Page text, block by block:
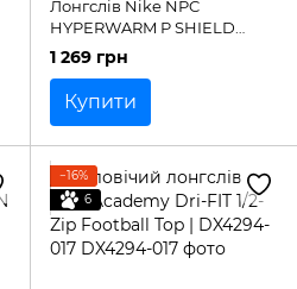
Лонгслів Nike NPC
HYPERWARM P SHIELD
MOCK | 648664-406
1 269 грн
Купити
−16%
6